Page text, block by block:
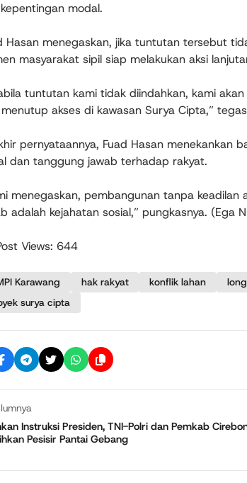
kepentingan modal.
Hasan menegaskan, jika tuntutan tersebut
masyarakat sipil siap melakukan aksi
tuntutan kami tidak diindahkan, kami
akses di kawasan Surya Cipta,”
pernyataannya, Fuad Hasan menekankan
dan tanggung jawab terhadap rakyat.
menegaskan, pembangunan tanpa
adalah kejahatan sosial,” pungkasnya. (Ega
Views: 644
Karawang hak rakyat konflik lahan
surya cipta
Instruksi Presiden, TNI-Polri dan Pemkab
Pesisir Pantai Gebang